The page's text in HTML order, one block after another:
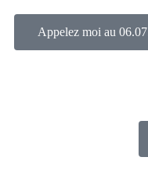
Appelez moi au